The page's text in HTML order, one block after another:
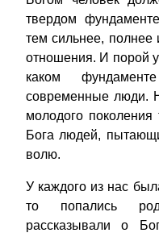
твердом
тем сильнее, полнее
отношения. И порой
каком
современные люди.
молодого
Бога людей,
волю.
У каждого из нас
то попались
рассказывали о